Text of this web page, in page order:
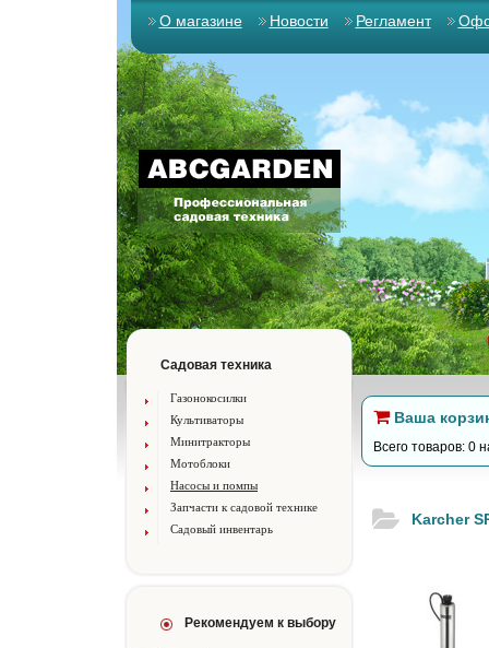
О магазине Новости Регламент
Садовая техника
Газонокосилки
Культиваторы
Минитракторы
Мотоблоки
Насосы и помпы
Запчасти к садовой технике
Садовый инвентарь
Рекомендуем к выбору
Ваша
Всего товаров: 0
Karcher